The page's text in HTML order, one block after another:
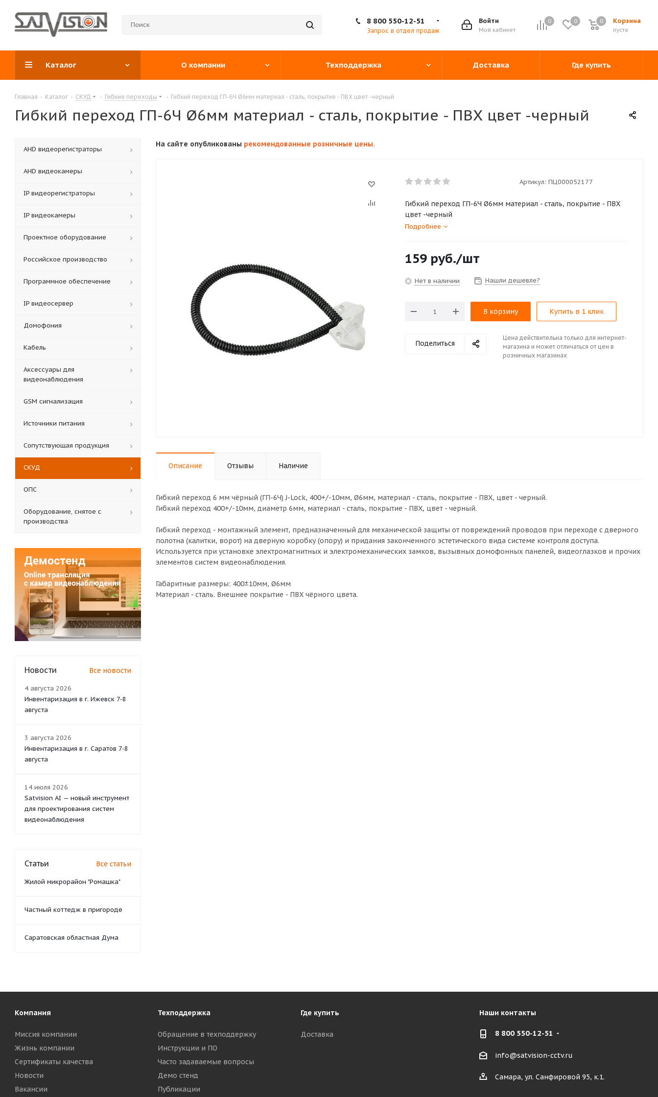
0 0 Корзина
0
пуста
0
Войти
Мой кабинет
8 800 550-12-51
Запрос в отдел продаж
Каталог О компании Техподдержка Доставка Где купить
Главная - Каталог - СКУД - Гибкие переходы - Гибкий переход ГП-6Ч Ø6мм материал - сталь, покрытие - ПВХ цвет -черный
Гибкий переход ГП-6Ч Ø6мм материал - сталь, покрытие - ПВХ цвет -черный
На сайте опубликованы рекомендованные розничные цены.
Артикул: ПЦ000052177
Гибкий переход ГП-6Ч Ø6мм материал - сталь, покрытие - ПВХ
цвет -черный
Подробнее
159 руб./шт
Нет в наличии Нашли дешевле?
В корзину Купить в 1 клик
Поделиться
Цена действительна только для интернет-
магазина и может отличаться от цен в
розничных магазинах
Описание Отзывы Наличие
Гибкий переход 6 мм чёрный (ГП-6Ч) J-Lock, 400+/-10мм, Ø6мм, материал - сталь, покрытие - ПВХ, цвет - черный.
Гибкий переход 400+/-10мм, диаметр 6мм, материал - сталь, покрытие - ПВХ, цвет - черный.
Гибкий переход - монтажный элемент, предназначенный для механической защиты от повреждений проводов при переходе с дверного
полотна (калитки, ворот) на дверную коробку (опору) и придания законченного эстетического вида системе контроля доступа.
Используется при установке электромагнитных и электромеханических замков, вызывных домофонных панелей, видеоглазков и прочих
элементов систем видеонаблюдения.
Габаритные размеры: 400±10мм, Ø6мм
Материал - сталь. Внешнее покрытие - ПВХ чёрного цвета.
АНD видеорегистраторы
AHD видеокамеры
IP видеорегистраторы
IP видеокамеры
Проектное оборудование
Российское производство
Программное обеспечение
IP видеосервер
Домофония
Кабель
Аксессуары для
видеонаблюдения
GSM сигнализация
Источники питания
Сопутствующая продукция
СКУД
ОПС
Оборудование, снятое с
производства
Новости Все новости
4 августа 2026
Инвентаризация в г. Ижевск 7-8
августа
3 августа 2026
Инвентаризация в г. Саратов 7-8
августа
14 июля 2026
Satvision AI — новый инструмент
для проектирования систем
видеонаблюдения
Статьи Все статьи
Жилой микрорайон "Ромашка"
Частный коттедж в пригороде
Саратовская областная Дума
Компания
Миссия компании
Жизнь компании
Сертификаты качества
Новости
Вакансии
Техподдержка
Обращение в техподдержку
Инструкции и ПО
Часто задаваемые вопросы
Демо стенд
Публикации
Где купить
Доставка
Наши контакты
8 800 550-12-51
info@satvision-cctv.ru
Самара, ул. Санфировой 95, к.1.